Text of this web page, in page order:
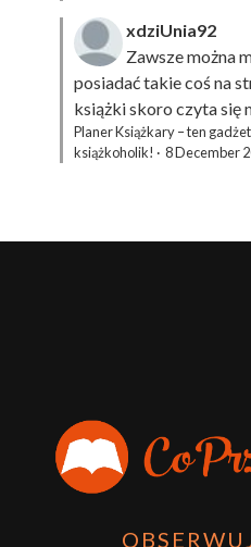
xdziUnia92
Zawsze można
posiadać takie coś na
książki skoro czyta się
Planer Książkary – ten
książkoholik! · 8 December